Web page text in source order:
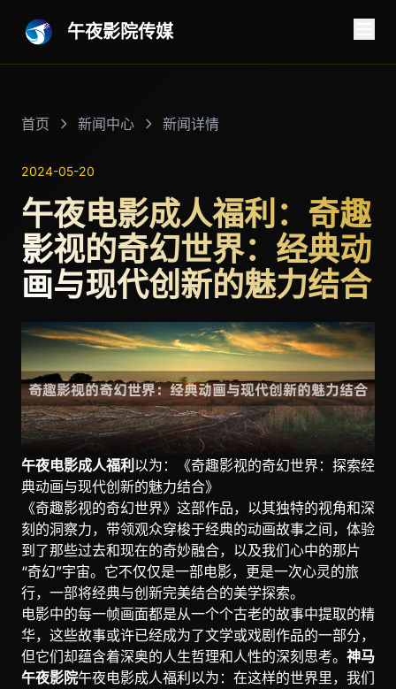
午夜影院传媒
首页 新闻中心 新闻详情
2024-05-20
午夜电影成人福利：奇趣
影视的奇幻世界：经典动
画与现代创新的魅力结合
午夜电影成人福利 以为：《奇趣影视的奇幻世界：探索经
典动画与现代创新的魅力结合》
《奇趣影视的奇幻世界》这部作品，以其独特的视角和深
刻的洞察力，带领观众穿梭于经典的动画故事之间，体验
到了那些过去和现在的奇妙融合，以及我们心中的那片
“奇幻”宇宙。它不仅仅是一部电影，更是一次心灵的旅
行，一部将经典与创新完美结合的美学探索。
电影中的每一帧画面都是从一个个古老的故事中提取的精
华，这些故事或许已经成为了文学或戏剧作品的一部分，
但它们却蕴含着深奥的人生哲理和人性的深刻思考。 神马
午夜影院午夜电影成人福利以为：在这样的世界里，我们